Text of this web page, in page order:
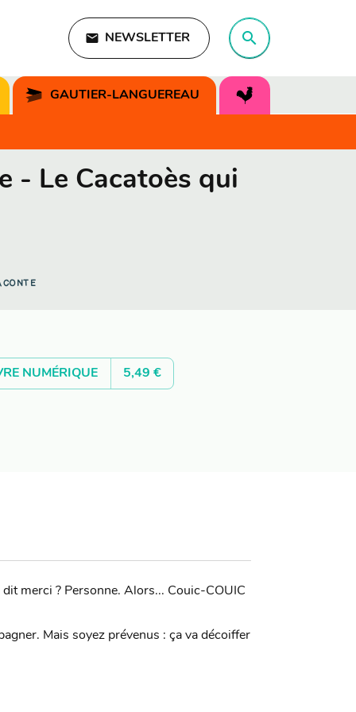
email NEWSLETTER search
GAUTIER-LANGUEREAU
search
- Le Cacatoès qui
NUMÉRIQUE 5,49 €
merci ? Personne. Alors... Couic-COUIC
Mais soyez prévenus : ça va décoiffer